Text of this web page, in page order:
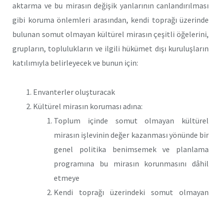
aktarma ve bu mirasın değişik yanlarının canlandırılması
gibi koruma önlemleri arasından, kendi toprağı üzerinde
bulunan somut olmayan kültürel mirasın çeşitli öğelerini,
grupların, toplulukların ve ilgili hükümet dışı kuruluşların
katılımıyla belirleyecek ve bunun için:
Envanterler oluşturacak
Kültürel mirasın koruması adına:
Toplum içinde somut olmayan kültürel
mirasın işlevinin değer kazanması yönünde bir
genel politika benimsemek ve planlama
programına bu mirasın korunmasını dâhil
etmeye
Kendi toprağı üzerindeki somut olmayan